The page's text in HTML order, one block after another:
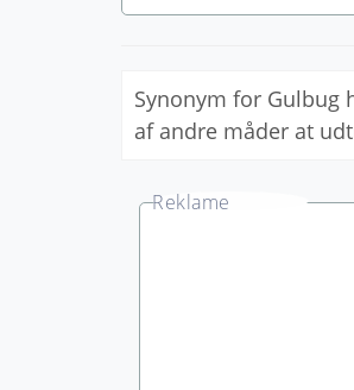
Synonym for Gulbug
af andre måder at